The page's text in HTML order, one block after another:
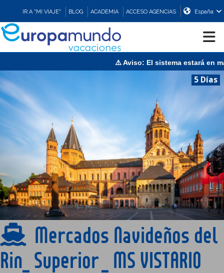
IR A "MI VIAJE" BLOG ACADEMIA ACCESO AGENCIAS España
CRUCEROS
ASIA
ORIENTE
PROMOCIONES
COMPRAR
CONTACTO
⚠️ Aviso: El sistema estará en
5 Días
Mercados Navideños del
Rin_ Superior _ MS VISTARIO